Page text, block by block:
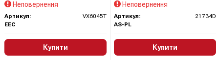
Неповернення
Артикул:
VX6045T
EEC
Купити
Неповернення
Артикул:
21734D
AS-PL
Купити